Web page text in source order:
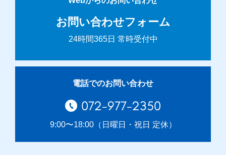
お問い合わせフォーム
24時間365日 常時受付中
電話でのお問い合わせ
072-977-2350
9:00〜18:00（日曜日・祝日 定休）